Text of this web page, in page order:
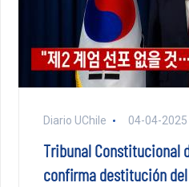
Diario UChile 04-04-2025
Tribunal Constitucional
confirma destitución